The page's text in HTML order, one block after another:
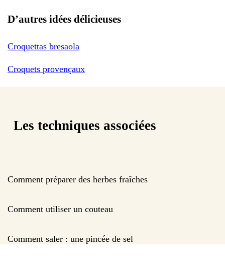
D’autres idées délicieuses
Croquettas bresaola
Croquets provençaux
Les techniques associées
Comment préparer des herbes fraîches
Comment utiliser un couteau
Comment saler : une pincée de sel